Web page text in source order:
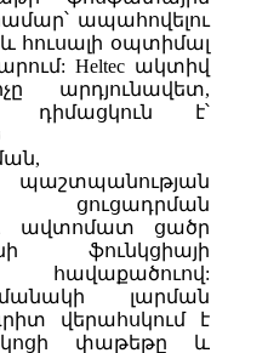
ապահովելու
հուսալի օպտիմալ
Heltec ակտիվ
արդյունավետ,
է՝
պաշտպանության
ցուցադրման
և ավտոմատ ցածր
ֆունկցիայի
հավաքածուով:
լարման
վերահսկում է
փաթեթը և